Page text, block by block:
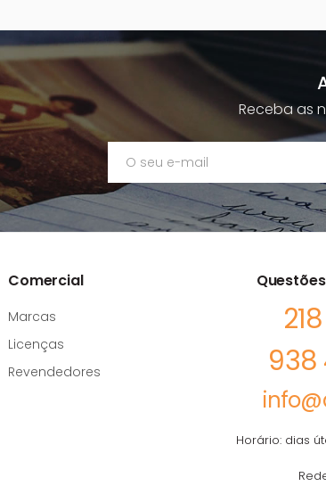
Receba as
Comercial
Marcas
Licenças
Revendedores
938
Horário: dias